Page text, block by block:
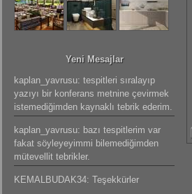
Yeni Mesajlar
kaplan_yavrusu: tespitleri sıralayıp
yazıyı bir konferans metnine çevirmek
istemediğimden kaynaklı tebrik ederim.
kaplan_yavrusu: bazı tespitlerim var
fakat söyleyeyimmi bilemediğimden
mütevellit tebrikler.
KEMALBUDAK34: Teşekkürler